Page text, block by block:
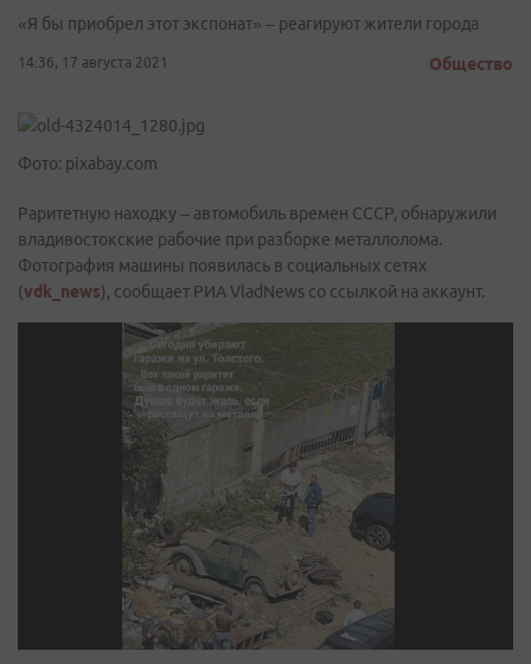
«Я бы приобрел этот экспонат» – реагируют жители города
14:36, 17 августа 2021 Общество
Фото: pixabay.com
Раритетную находку – автомобиль времен СССР, обнаружили
владивостокские рабочие при разборке металлолома.
Фотография машины появилась в социальных сетях
(vdk_news), сообщает РИА VladNews со ссылкой на аккаунт.